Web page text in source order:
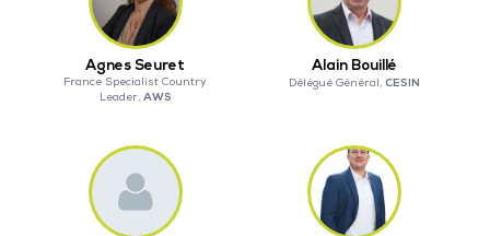
Agnes Seuret
France Specialist Country
Leader, AWS
Alain Bouillé
Délégué Général,CESIN